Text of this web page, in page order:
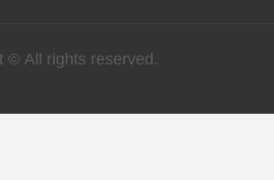
© All rights reserved.